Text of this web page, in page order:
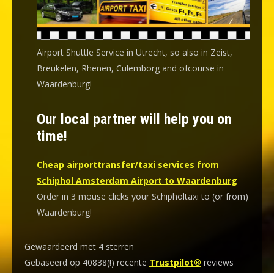
Airport Shuttle Service in Utrecht, so also in Zeist,
Breukelen, Rhenen, Culemborg and ofcourse in
Waardenburg!
Our local partner will help you on
time!
Cheap airporttransfer/taxi services from
Schiphol Amsterdam Airport to Waardenburg
Order in 3 mouse clicks your Schipholtaxi to (or from)
Waardenburg!
Gewaardeerd met 4 sterren
Gebaseerd op 40838(!) recente Trustpilot® reviews